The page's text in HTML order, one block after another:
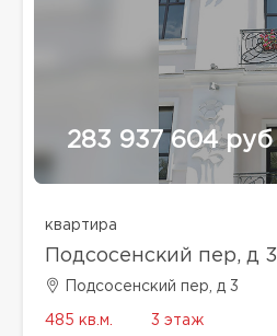
283 937 604 руб
квартира
Подсосенский пер, д 3
Подсосенский пер, д 3
485 кв.м. 3 этаж